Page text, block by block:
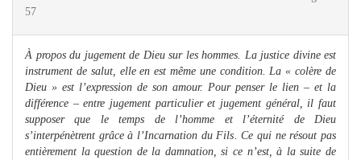
57
À propos du jugement de Dieu sur les hommes. La justice divine est
instrument de salut, elle en est même une condition. La « colère de
Dieu » est l’expression de son amour. Pour penser le lien – et la
différence – entre jugement particulier et jugement général, il faut
supposer que le temps de l’homme et l’éternité de Dieu
s’interpénètrent grâce à l’Incarnation du Fils. Ce qui ne résout pas
entièrement la question de la damnation, si ce n’est, à la suite de